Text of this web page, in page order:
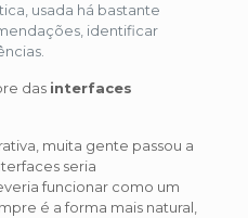
usada há bastante
identificar
das interfaces
muita gente passou a
seria
funcionar como um
é a forma mais natural,